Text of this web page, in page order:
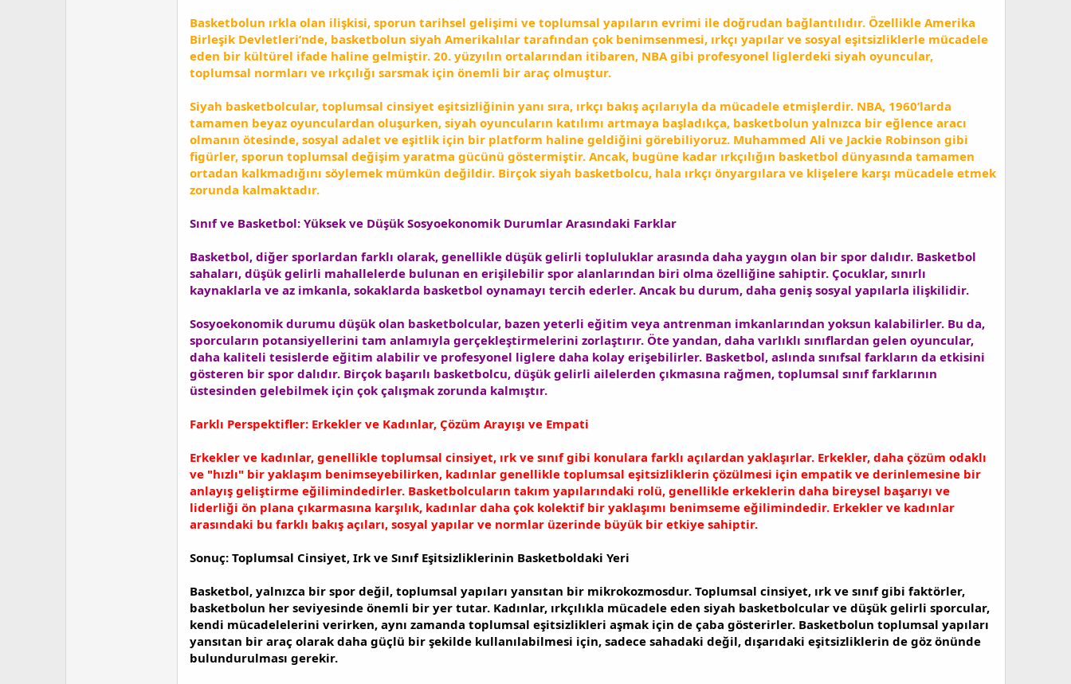
Basketbolun ırkla olan ilişkisi, sporun tarihsel gelişimi ve toplumsal yapıların evrimi ile doğrudan bağlantılıdır. Özellikle Amerika
Birleşik Devletleri’nde, basketbolun siyah Amerikalılar tarafından çok benimsenmesi, ırkçı yapılar ve sosyal eşitsizliklerle mücadele
eden bir kültürel ifade haline gelmiştir. 20. yüzyılın ortalarından itibaren, NBA gibi profesyonel liglerdeki siyah oyuncular,
toplumsal normları ve ırkçılığı sarsmak için önemli bir araç olmuştur.
Siyah basketbolcular, toplumsal cinsiyet eşitsizliğinin yanı sıra, ırkçı bakış açılarıyla da mücadele etmişlerdir. NBA, 1960’larda
tamamen beyaz oyunculardan oluşurken, siyah oyuncuların katılımı artmaya başladıkça, basketbolun yalnızca bir eğlence aracı
olmanın ötesinde, sosyal adalet ve eşitlik için bir platform haline geldiğini görebiliyoruz. Muhammed Ali ve Jackie Robinson gibi
figürler, sporun toplumsal değişim yaratma gücünü göstermiştir. Ancak, bugüne kadar ırkçılığın basketbol dünyasında tamamen
ortadan kalkmadığını söylemek mümkün değildir. Birçok siyah basketbolcu, hala ırkçı önyargılara ve klişelere karşı mücadele etmek
zorunda kalmaktadır.
Sınıf ve Basketbol: Yüksek ve Düşük Sosyoekonomik Durumlar Arasındaki Farklar
Basketbol, diğer sporlardan farklı olarak, genellikle düşük gelirli topluluklar arasında daha yaygın olan bir spor dalıdır. Basketbol
sahaları, düşük gelirli mahallelerde bulunan en erişilebilir spor alanlarından biri olma özelliğine sahiptir. Çocuklar, sınırlı
kaynaklarla ve az imkanla, sokaklarda basketbol oynamayı tercih ederler. Ancak bu durum, daha geniş sosyal yapılarla ilişkilidir.
Sosyoekonomik durumu düşük olan basketbolcular, bazen yeterli eğitim veya antrenman imkanlarından yoksun kalabilirler. Bu da,
sporcuların potansiyellerini tam anlamıyla gerçekleştirmelerini zorlaştırır. Öte yandan, daha varlıklı sınıflardan gelen oyuncular,
daha kaliteli tesislerde eğitim alabilir ve profesyonel liglere daha kolay erişebilirler. Basketbol, aslında sınıfsal farkların da etkisini
gösteren bir spor dalıdır. Birçok başarılı basketbolcu, düşük gelirli ailelerden çıkmasına rağmen, toplumsal sınıf farklarının
üstesinden gelebilmek için çok çalışmak zorunda kalmıştır.
Farklı Perspektifler: Erkekler ve Kadınlar, Çözüm Arayışı ve Empati
Erkekler ve kadınlar, genellikle toplumsal cinsiyet, ırk ve sınıf gibi konulara farklı açılardan yaklaşırlar. Erkekler, daha çözüm odaklı
ve "hızlı" bir yaklaşım benimseyebilirken, kadınlar genellikle toplumsal eşitsizliklerin çözülmesi için empatik ve derinlemesine bir
anlayış geliştirme eğilimindedirler. Basketbolcuların takım yapılarındaki rolü, genellikle erkeklerin daha bireysel başarıyı ve
liderliği ön plana çıkarmasına karşılık, kadınlar daha çok kolektif bir yaklaşımı benimseme eğilimindedir. Erkekler ve kadınlar
arasındaki bu farklı bakış açıları, sosyal yapılar ve normlar üzerinde büyük bir etkiye sahiptir.
Sonuç: Toplumsal Cinsiyet, Irk ve Sınıf Eşitsizliklerinin Basketboldaki Yeri
Basketbol, yalnızca bir spor değil, toplumsal yapıları yansıtan bir mikrokozmosdur. Toplumsal cinsiyet, ırk ve sınıf gibi faktörler,
basketbolun her seviyesinde önemli bir yer tutar. Kadınlar, ırkçılıkla mücadele eden siyah basketbolcular ve düşük gelirli sporcular,
kendi mücadelelerini verirken, aynı zamanda toplumsal eşitsizlikleri aşmak için de çaba gösterirler. Basketbolun toplumsal yapıları
yansıtan bir araç olarak daha güçlü bir şekilde kullanılabilmesi için, sadece sahadaki değil, dışarıdaki eşitsizliklerin de göz önünde
bulundurulması gerekir.